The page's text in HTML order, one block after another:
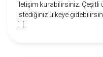
iletişim kurabilirsiniz. Çeşitli
istediğiniz ülkeye